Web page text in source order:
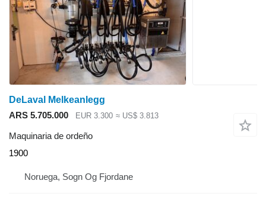
DeLaval Melkeanlegg
ARS 5.705.000
EUR 3.300 ≈ US$ 3.813
Maquinaria de ordeño
1900
Noruega, Sogn Og Fjordane